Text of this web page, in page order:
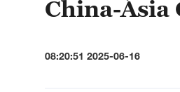
China-Ásia
08:20:51 2025-06-16